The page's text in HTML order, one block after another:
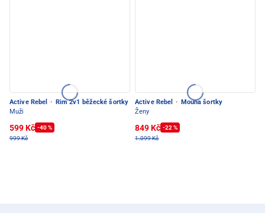
Active Rebel ·
Rim 2v1 běžecké šortky
Muži
599 Kč -40 %
999 Kč
Active Rebel ·
Mouna šortky
Ženy
849 Kč -22 %
1.099 Kč